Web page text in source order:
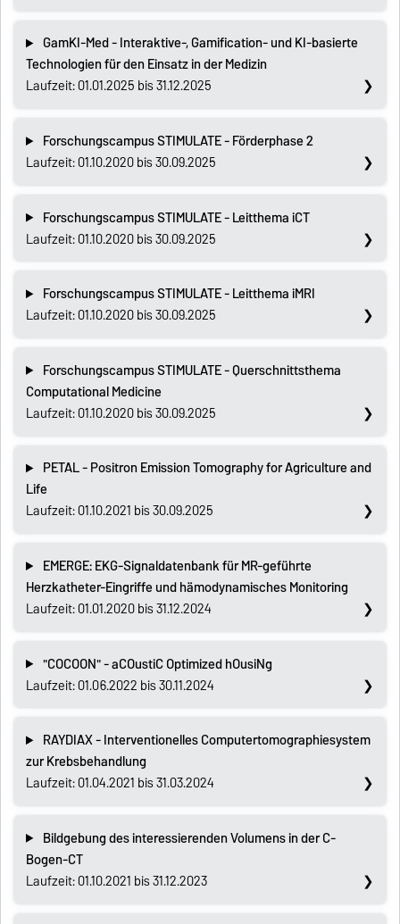
GamKI-Med - Interaktive-, Gamification- und KI-basierte
Technologien für den Einsatz in der Medizin
Laufzeit: 01.01.2025 bis 31.12.2025
Forschungscampus STIMULATE - Förderphase 2
Laufzeit: 01.10.2020 bis 30.09.2025
Forschungscampus STIMULATE - Leitthema iCT
Laufzeit: 01.10.2020 bis 30.09.2025
Forschungscampus STIMULATE - Leitthema iMRI
Laufzeit: 01.10.2020 bis 30.09.2025
Forschungscampus STIMULATE - Querschnittsthema
Computational Medicine
Laufzeit: 01.10.2020 bis 30.09.2025
PETAL - Positron Emission Tomography for Agriculture and
Life
Laufzeit: 01.10.2021 bis 30.09.2025
EMERGE: EKG-Signaldatenbank für MR-geführte
Herzkatheter-Eingriffe und hämodynamisches Monitoring
Laufzeit: 01.01.2020 bis 31.12.2024
"COCOON" - aCOustiC Optimized hOusiNg
Laufzeit: 01.06.2022 bis 30.11.2024
RAYDIAX - Interventionelles Computertomographiesystem
zur Krebsbehandlung
Laufzeit: 01.04.2021 bis 31.03.2024
Bildgebung des interessierenden Volumens in der C-
Bogen-CT
Laufzeit: 01.10.2021 bis 31.12.2023